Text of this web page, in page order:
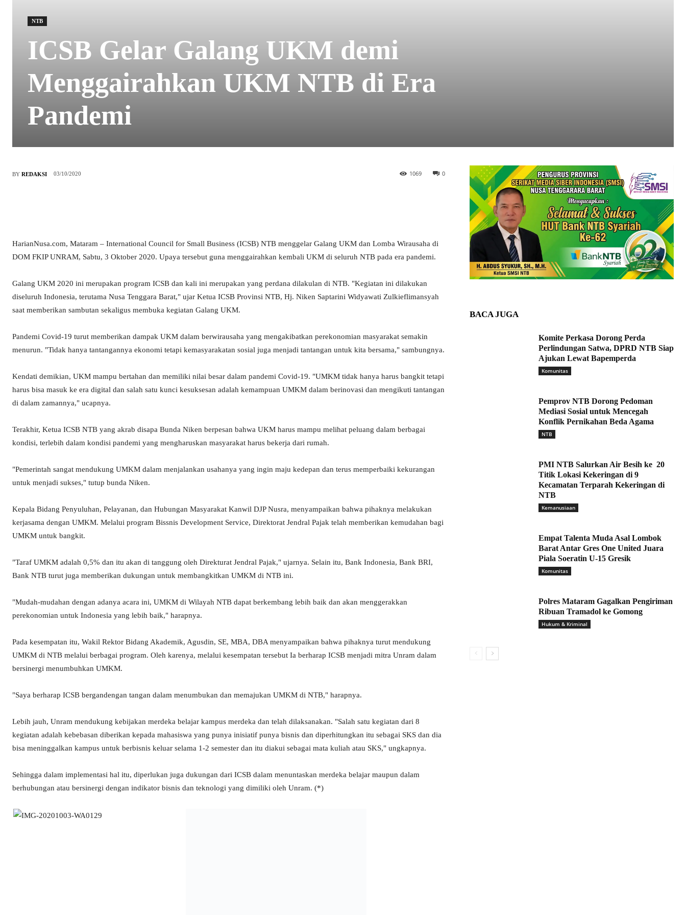
NTB
ICSB Gelar Galang UKM demi
Menggairahkan UKM NTB di Era
Pandemi
BY REDAKSI 03/10/2020 0
1069
HarianNusa.com, Mataram – International Council for Small Business (ICSB) NTB menggelar Galang UKM dan Lomba Wirausaha di
DOM FKIP UNRAM, Sabtu, 3 Oktober 2020. Upaya tersebut guna menggairahkan kembali UKM di seluruh NTB pada era pandemi.
Galang UKM 2020 ini merupakan program ICSB dan kali ini merupakan yang perdana dilakulan di NTB. "Kegiatan ini dilakukan
diseluruh Indonesia, terutama Nusa Tenggara Barat," ujar Ketua ICSB Provinsi NTB, Hj. Niken Saptarini Widyawati Zulkieflimansyah
saat memberikan sambutan sekaligus membuka kegiatan Galang UKM.
Pandemi Covid-19 turut memberikan dampak UKM dalam berwirausaha yang mengakibatkan perekonomian masyarakat semakin
menurun. "Tidak hanya tantangannya ekonomi tetapi kemasyarakatan sosial juga menjadi tantangan untuk kita bersama," sambungnya.
Kendati demikian, UKM mampu bertahan dan memiliki nilai besar dalam pandemi Covid-19. "UMKM tidak hanya harus bangkit tetapi
harus bisa masuk ke era digital dan salah satu kunci kesuksesan adalah kemampuan UMKM dalam berinovasi dan mengikuti tantangan
di dalam zamannya," ucapnya.
Terakhir, Ketua ICSB NTB yang akrab disapa Bunda Niken berpesan bahwa UKM harus mampu melihat peluang dalam berbagai
kondisi, terlebih dalam kondisi pandemi yang mengharuskan masyarakat harus bekerja dari rumah.
"Pemerintah sangat mendukung UMKM dalam menjalankan usahanya yang ingin maju kedepan dan terus memperbaiki kekurangan
untuk menjadi sukses," tutup bunda Niken.
Kepala Bidang Penyuluhan, Pelayanan, dan Hubungan Masyarakat Kanwil DJP Nusra, menyampaikan bahwa pihaknya melakukan
kerjasama dengan UMKM. Melalui program Bissnis Development Service, Direktorat Jendral Pajak telah memberikan kemudahan bagi
UMKM untuk bangkit.
"Taraf UMKM adalah 0,5% dan itu akan di tanggung oleh Direkturat Jendral Pajak," ujarnya. Selain itu, Bank Indonesia, Bank BRI,
Bank NTB turut juga memberikan dukungan untuk membangkitkan UMKM di NTB ini.
"Mudah-mudahan dengan adanya acara ini, UMKM di Wilayah NTB dapat berkembang lebih baik dan akan menggerakkan
perekonomian untuk Indonesia yang lebih baik," harapnya.
Pada kesempatan itu, Wakil Rektor Bidang Akademik, Agusdin, SE, MBA, DBA menyampaikan bahwa pihaknya turut mendukung
UMKM di NTB melalui berbagai program. Oleh karenya, melalui kesempatan tersebut Ia berharap ICSB menjadi mitra Unram dalam
bersinergi menumbuhkan UMKM.
"Saya berharap ICSB bergandengan tangan dalam menumbukan dan memajukan UMKM di NTB," harapnya.
Lebih jauh, Unram mendukung kebijakan merdeka belajar kampus merdeka dan telah dilaksanakan. "Salah satu kegiatan dari 8
kegiatan adalah kebebasan diberikan kepada mahasiswa yang punya inisiatif punya bisnis dan diperhitungkan itu sebagai SKS dan dia
bisa meninggalkan kampus untuk berbisnis keluar selama 1-2 semester dan itu diakui sebagai mata kuliah atau SKS," ungkapnya.
Sehingga dalam implementasi hal itu, diperlukan juga dukungan dari ICSB dalam menuntaskan merdeka belajar maupun dalam
berhubungan atau bersinergi dengan indikator bisnis dan teknologi yang dimiliki oleh Unram. (*)
BACA JUGA
Komite Perkasa Dorong Perda
Perlindungan Satwa, DPRD NTB Siap
Ajukan Lewat Bapemperda
Komunitas
Pemprov NTB Dorong Pedoman
Mediasi Sosial untuk Mencegah
Konflik Pernikahan Beda Agama
NTB
PMI NTB Salurkan Air Besih ke 20
Titik Lokasi Kekeringan di 9
Kecamatan Terparah Kekeringan di
NTB
Kemanusiaan
Empat Talenta Muda Asal Lombok
Barat Antar Gres One United Juara
Piala Soeratin U-15 Gresik
Komunitas
Polres Mataram Gagalkan Pengiriman
Ribuan Tramadol ke Gomong
Hukum & Kriminal